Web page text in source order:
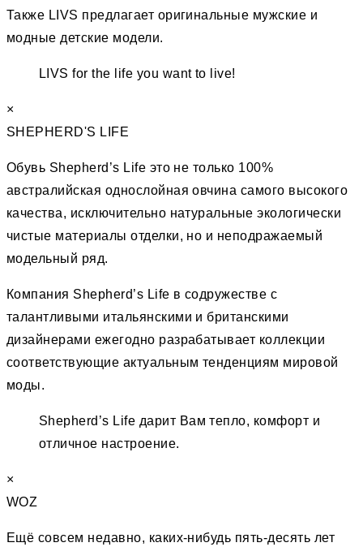
Также LIVS предлагает оригинальные мужские и
модные детские модели.
LIVS for the life you want to live!
×
SHEPHERD'S LIFE
Обувь Shepherd’s Life это не только 100%
австралийская однослойная овчина самого высокого
качества, исключительно натуральные экологически
чистые материалы отделки, но и неподражаемый
модельный ряд.
Компания Shepherd’s Life в содружестве с
талантливыми итальянскими и британскими
дизайнерами ежегодно разрабатывает коллекции
соответствующие актуальным тенденциям мировой
моды.
Shepherd’s Life дарит Вам тепло, комфорт и
отличное настроение.
×
WOZ
Ещё совсем недавно, каких-нибудь пять-десять лет